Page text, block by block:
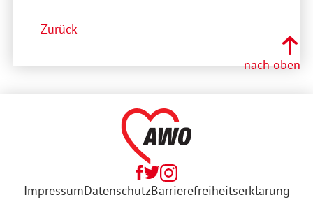
Zurück
nach oben
ImpressumDatenschutzBarrierefreiheitserklärung